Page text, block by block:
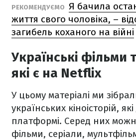
РЕКОМЕНДУЄМО Я бачила
життя свого чоловіка, –
загибель коханого на війні
Українські фільми
які є на Netflix
У цьому матеріалі ми
українських кіноісторій,
платформі. Серед них
фільми, серіали,